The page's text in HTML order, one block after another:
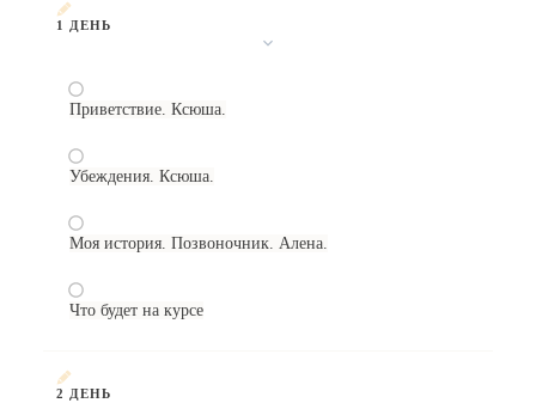
1 ДЕНЬ
Приветствие. Ксюша.
Убеждения. Ксюша.
Моя история. Позвоночник. Алена.
Что будет на курсе
2 ДЕНЬ